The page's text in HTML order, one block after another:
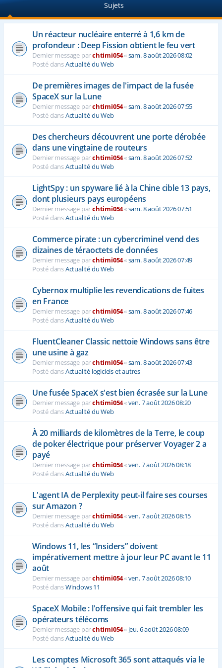
Sujets
Un réacteur nucléaire enterré à 1,6 km de
profondeur : Deep Fission obtient le feu vert
Dernier message parchtimi054«sam. 8 août 2026 08:02
Posté dansActualité du Web
De premières images de l'impact de la fusée
SpaceX sur la Lune
Dernier message parchtimi054«sam. 8 août 2026 07:55
Posté dansActualité du Web
Des chercheurs découvrent une porte dérobée
dans une vingtaine de routeurs
Dernier message parchtimi054«sam. 8 août 2026 07:52
Posté dansActualité du Web
LightSpy : un spyware lié à la Chine cible 13 pays,
dont plusieurs pays européens
Dernier message parchtimi054«sam. 8 août 2026 07:51
Posté dansActualité du Web
Commerce pirate : un cybercriminel vend des
dizaines de téraoctets de données
Dernier message parchtimi054«sam. 8 août 2026 07:49
Posté dansActualité du Web
Cybernox multiplie les revendications de fuites
en France
Dernier message parchtimi054«sam. 8 août 2026 07:46
Posté dansActualité du Web
FluentCleaner Classic nettoie Windows sans être
une usine à gaz
Dernier message parchtimi054«sam. 8 août 2026 07:43
Posté dansActualité logiciels et autres
Une fusée SpaceX s'est bien écrasée sur la Lune
Dernier message parchtimi054«ven. 7 août 2026 08:20
Posté dansActualité du Web
À 20 milliards de kilomètres de la Terre, le coup
de poker électrique pour préserver Voyager 2 a
payé
Dernier message parchtimi054«ven. 7 août 2026 08:18
Posté dansActualité du Web
L'agent IA de Perplexity peut-il faire ses courses
sur Amazon ?
Dernier message parchtimi054«ven. 7 août 2026 08:15
Posté dansActualité du Web
Windows 11, les “Insiders” doivent
impérativement mettre à jour leur PC avant le 11
août
Dernier message parchtimi054«ven. 7 août 2026 08:10
Posté dansWindows 11
SpaceX Mobile : l'offensive qui fait trembler les
opérateurs télécoms
Dernier message parchtimi054« jeu. 6 août 2026 08:09
Posté dansActualité du Web
Les comptes Microsoft 365 sont attaqués via le